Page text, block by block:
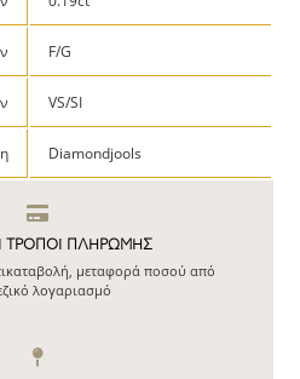
F/G
VS/SI
Diamondjools
ΤΡΟΠΟΙ ΠΛΗΡΩΜΗΣ
μεταφορά ποσού από
λογαριασμό